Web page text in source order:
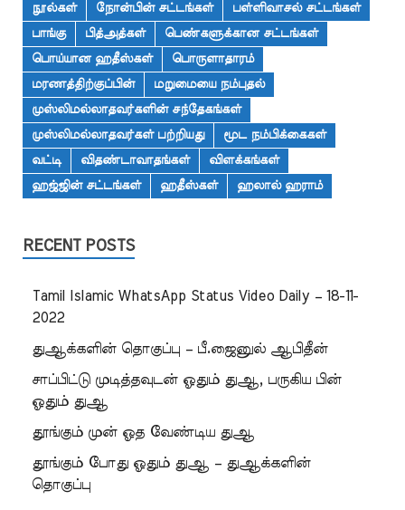
நூல்கள்
நோன்பின் சட்டங்கள்
பள்ளிவாசல் சட்டங்கள்
பாங்கு
பித்அத்கள்
பெண்களுக்கான சட்டங்கள்
பொய்யான ஹதீஸ்கள்
பொருளாதாரம்
மரணத்திற்குப்பின்
மறுமையை நம்புதல்
முஸ்லிமல்லாதவர்களின் சந்தேகங்கள்
முஸ்லிமல்லாதவர்கள் பற்றியது
மூட நம்பிக்கைகள்
வட்டி
விதண்டாவாதங்கள்
விளக்கங்கள்
ஹஜ்ஜின் சட்டங்கள்
ஹதீஸ்கள் ஹலால் ஹராம்
RECENT POSTS
Tamil Islamic WhatsApp Status Video Daily – 18-11-
2022
துஆக்களின் தொகுப்பு – பீ.ஜைனுல் ஆபிதீன்
சாப்பிட்டு முடித்தவுடன் ஓதும் துஆ, பருகிய பின்
ஓதும் துஆ
தூங்கும் முன் ஓத வேண்டிய துஆ
தூங்கும் போது ஓதும் துஆ – துஆக்களின்
தொகுப்பு